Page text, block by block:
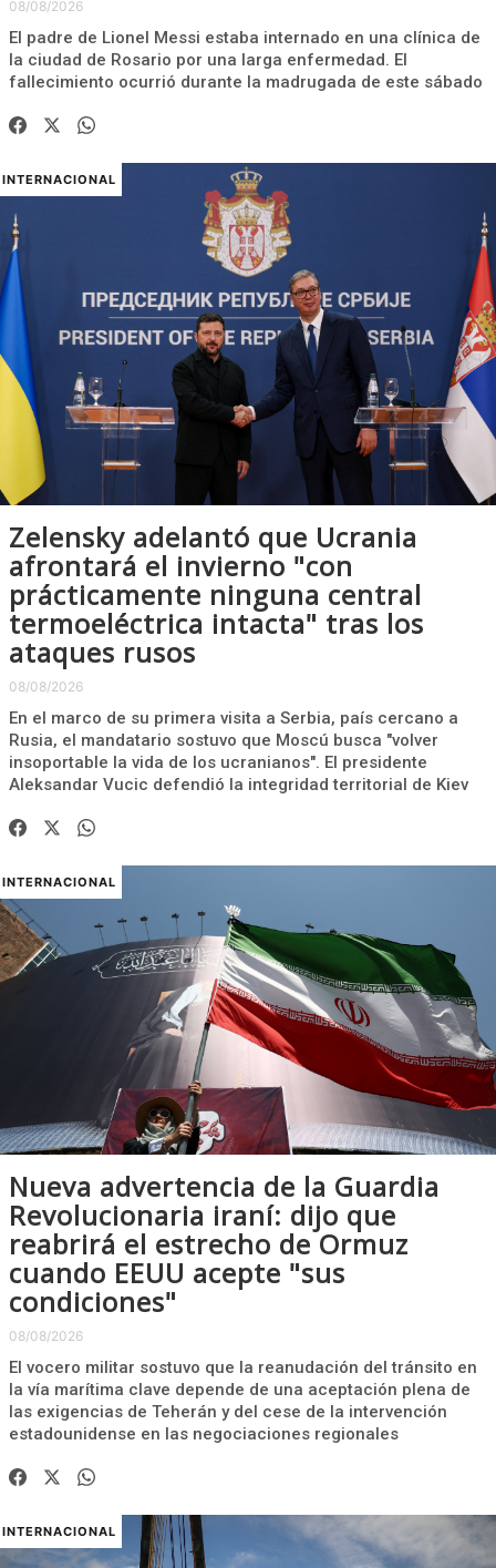
08/08/2026
El padre de Lionel Messi estaba internado en una clínica de
la ciudad de Rosario por una larga enfermedad. El
fallecimiento ocurrió durante la madrugada de este sábado
INTERNACIONAL
Zelensky adelantó que Ucrania
afrontará el invierno "con
prácticamente ninguna central
termoeléctrica intacta" tras los
ataques rusos
08/08/2026
En el marco de su primera visita a Serbia, país cercano a
Rusia, el mandatario sostuvo que Moscú busca "volver
insoportable la vida de los ucranianos". El presidente
Aleksandar Vucic defendió la integridad territorial de Kiev
INTERNACIONAL
Nueva advertencia de la Guardia
Revolucionaria iraní: dijo que
reabrirá el estrecho de Ormuz
cuando EEUU acepte "sus
condiciones"
08/08/2026
El vocero militar sostuvo que la reanudación del tránsito en
la vía marítima clave depende de una aceptación plena de
las exigencias de Teherán y del cese de la intervención
estadounidense en las negociaciones regionales
INTERNACIONAL